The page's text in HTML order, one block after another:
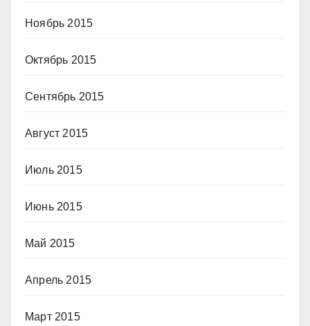
Ноябрь 2015
Октябрь 2015
Сентябрь 2015
Август 2015
Июль 2015
Июнь 2015
Май 2015
Апрель 2015
Март 2015